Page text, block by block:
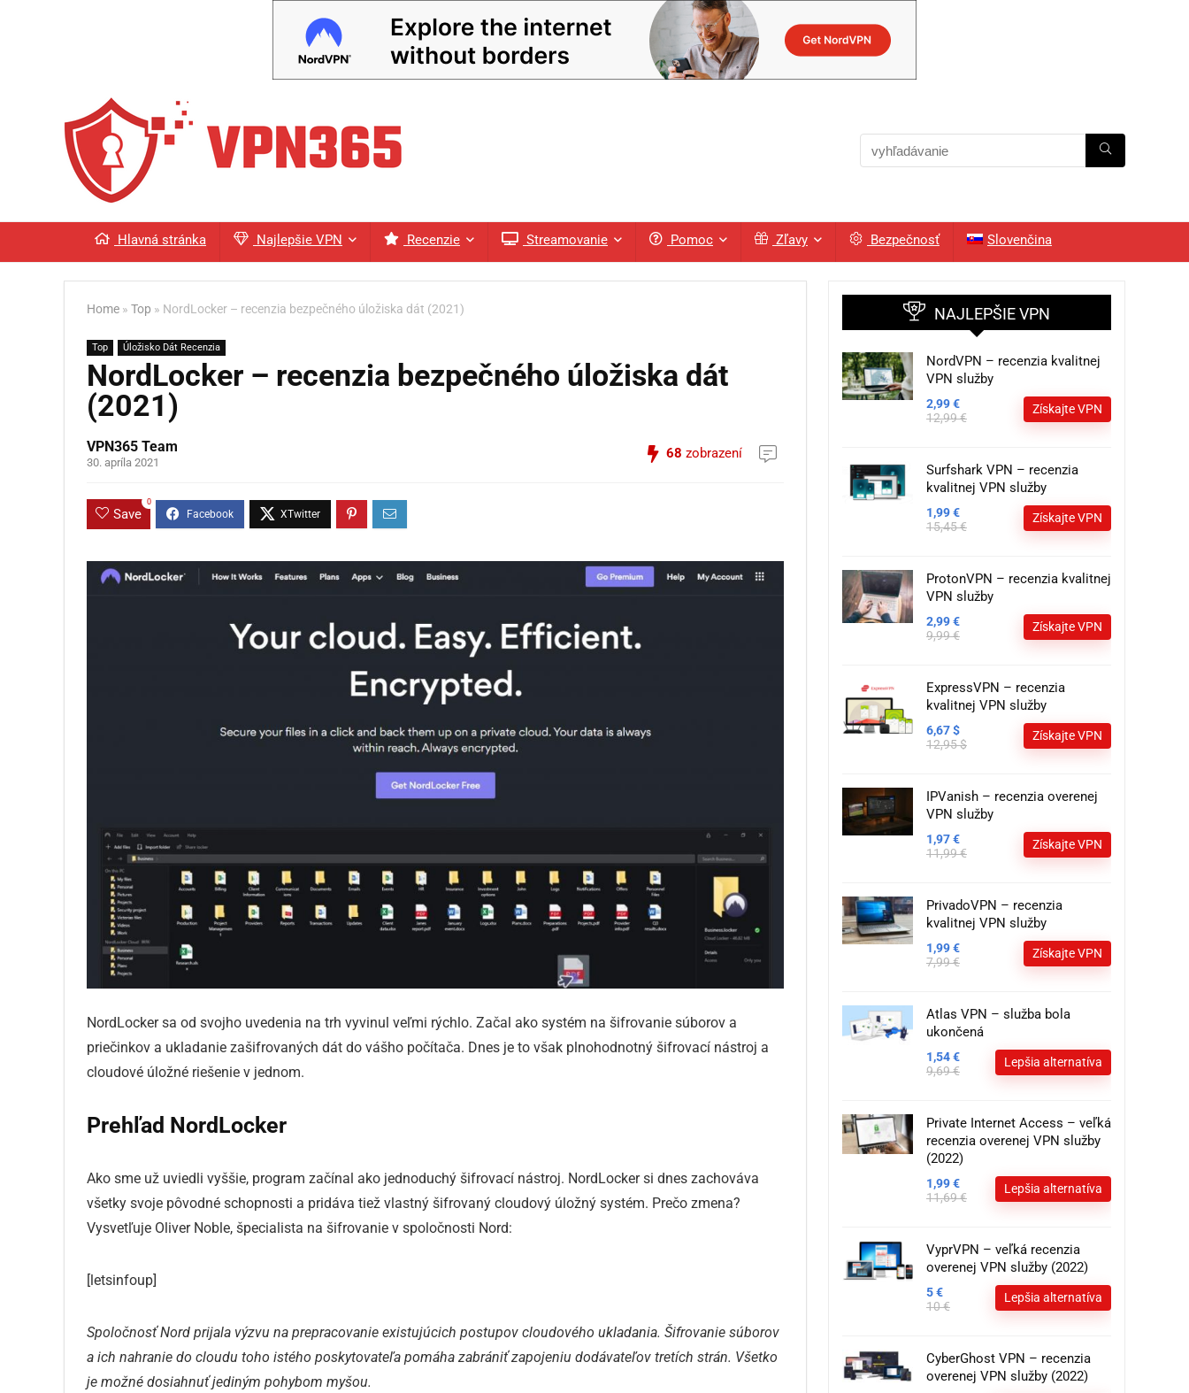
Hlavná stránka Najlepšie VPN Recenzie Streamovanie Pomoc Zľavy Bezpečnosť Slovenčina
Home » Top » NordLocker – recenzia bezpečného úložiska dát (2021)
Top Úložisko Dát Recenzia
NordLocker – recenzia bezpečného úložiska dát
(2021)
VPN365 Team
30. apríla 2021
68 zobrazení
Save
0
NordLocker sa od svojho uvedenia na trh vyvinul veľmi rýchlo. Začal ako systém na šifrovanie súborov a
priečinkov a ukladanie zašifrovaných dát do vášho počítača. Dnes je to však plnohodnotný šifrovací nástroj a
cloudové úložné riešenie v jednom.
Prehľad NordLocker
Ako sme už uviedli vyššie, program začínal ako jednoduchý šifrovací nástroj. NordLocker si dnes zachováva
všetky svoje pôvodné schopnosti a pridáva tiež vlastný šifrovaný cloudový úložný systém. Prečo zmena?
Vysvetľuje Oliver Noble, špecialista na šifrovanie v spoločnosti Nord:
[letsinfoup]
Spoločnosť Nord prijala výzvu na prepracovanie existujúcich postupov cloudového ukladania. Šifrovanie súborov
a ich nahranie do cloudu toho istého poskytovateľa pomáha zabrániť zapojeniu dodávateľov tretích strán. Všetko
je možné dosiahnuť jediným pohybom myšou.
NAJLEPŠIE VPN
NordVPN – recenzia kvalitnej
VPN služby
2,99 €
12,99 €
Získajte VPN
Surfshark VPN – recenzia
kvalitnej VPN služby
1,99 €
15,45 €
Získajte VPN
ProtonVPN – recenzia kvalitnej
VPN služby
2,99 €
9,99 €
Získajte VPN
ExpressVPN – recenzia
kvalitnej VPN služby
6,67 $
12,95 $
Získajte VPN
IPVanish – recenzia overenej
VPN služby
1,97 €
11,99 €
Získajte VPN
PrivadoVPN – recenzia
kvalitnej VPN služby
1,99 €
7,99 €
Získajte VPN
Atlas VPN – služba bola
ukončená
1,54 €
9,69 €
Lepšia alternatíva
Private Internet Access – veľká
recenzia overenej VPN služby
(2022)
1,99 €
11,69 €
Lepšia alternatíva
VyprVPN – veľká recenzia
overenej VPN služby (2022)
5 €
10 €
Lepšia alternatíva
CyberGhost VPN – recenzia
overenej VPN služby (2022)